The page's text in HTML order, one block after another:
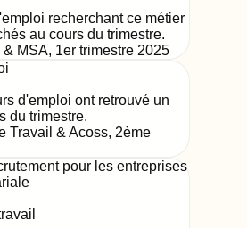
recherchant ce métier
au cours du trimestre.
& MSA, 1er trimestre 2025
d'emploi ont retrouvé un
du trimestre.
Travail & Acoss, 2ème
pour les entreprises